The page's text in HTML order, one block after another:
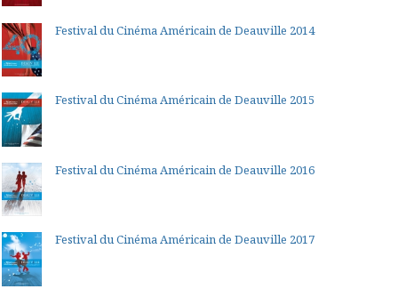
Festival du Cinéma Américain de Deauville 2014
Festival du Cinéma Américain de Deauville 2015
Festival du Cinéma Américain de Deauville 2016
Festival du Cinéma Américain de Deauville 2017